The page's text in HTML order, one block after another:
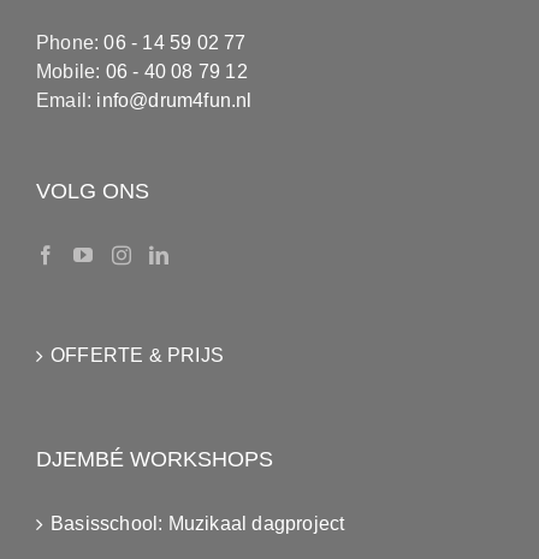
Phone:06 - 14 59 02 77
Mobile: 06 - 40 08 79 12
Email: info@drum4fun.nl
VOLG ONS
OFFERTE & PRIJS
DJEMBÉ WORKSHOPS
Basisschool: Muzikaal dagproject